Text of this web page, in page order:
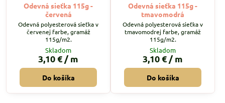
Odevná sieťka 115g -
červená
Odevná polyesterová sieťka v
červenej farbe, gramáž
115g/m2.
Skladom
3,10 € / m
Do košíka
Odevná sieťka 115g -
tmavomodrá
Odevná polyesterová sieťka v
tmavomodrej farbe, gramáž
115g/m2.
Skladom
3,10 € / m
Do košíka